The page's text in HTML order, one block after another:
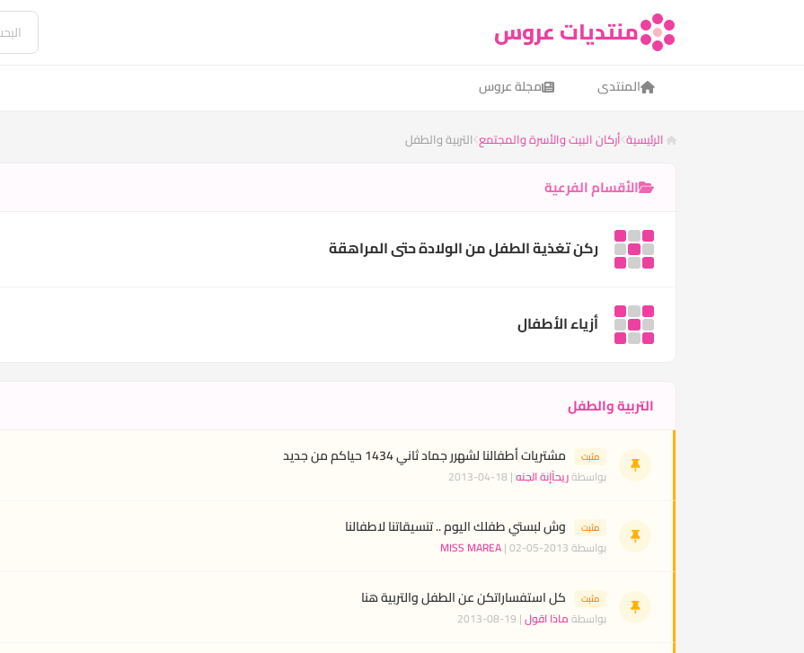
منتديات عروس
المنتدى مجلة عروس
الرئيسية أركان البيت والأسرة والمجتمع التربية والطفل
الأقسام الفرعية
ركن تغذية الطفل من الولادة حتى المراهقة
أزياء الأطفال
التربية والطفل
مثبت مشتريات أطفالنا لشهرر جماد ثاني 1434 حياكم من جديد
بواسطةريحآإنة الجنه| 18-04-2013
مثبت وش لبستي طفلك اليوم .. تنسيقاتنا لاطفالنا
بواسطة MISS MAREA| 02-05-2013
مثبت كل استفساراتكن عن الطفل والتربية هنا
بواسطةماذا اقول| 19-08-2013